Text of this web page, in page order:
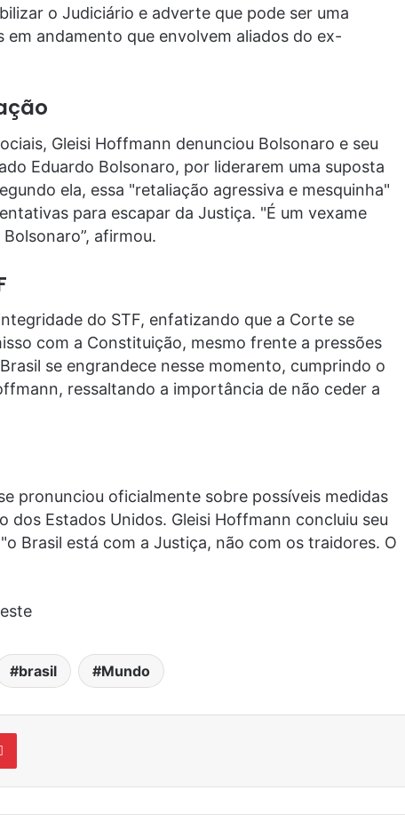
o Judiciário e adverte que pode ser uma
andamento que envolvem aliados do ex-
Gleisi Hoffmann denunciou Bolsonaro e seu
Eduardo Bolsonaro, por liderarem uma suposta
ela, essa "retaliação agressiva e mesquinha"
para escapar da Justiça. "É um vexame
afirmou.
do STF, enfatizando que a Corte se
com a Constituição, mesmo frente a pressões
se engrandece nesse momento, cumprindo o
ressaltando a importância de não ceder a
pronunciou oficialmente sobre possíveis medidas
dos Estados Unidos. Gleisi Hoffmann concluiu seu
Brasil está com a Justiça, não com os traidores. O
brasil Mundo
Pinterest